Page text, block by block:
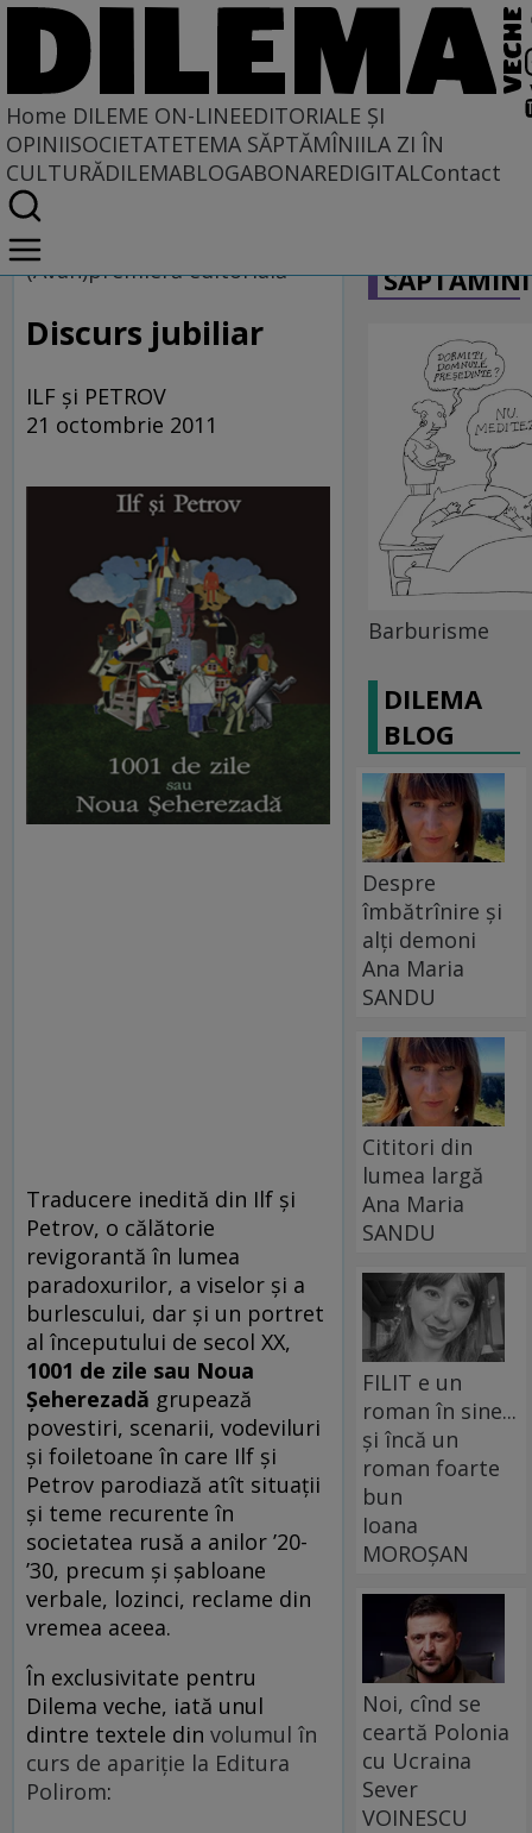
Home DILEME ON-LINEEDITORIALE ȘI
OPINIISOCIETATETEMA SĂPTĂMÎNIILA ZI ÎN
CULTURĂDILEMABLOGABONAREDIGITALContact
Home
Dileme on-line
(Avan)premieră editorială
Discurs jubiliar
ILF şi PETROV
21 octombrie 2011
Traducere inedită din Ilf şi
Petrov, o călătorie
revigorantă în lumea
paradoxurilor, a viselor şi a
burlescului, dar şi un portret
al începutului de secol XX,
1001 de zile sau Noua
Şeherezadă grupează
povestiri, scenarii, vodeviluri
şi foiletoane în care Ilf şi
Petrov parodiază atît situaţii
şi teme recurente în
societatea rusă a anilor ’20-
’30, precum şi şabloane
verbale, lozinci, reclame din
vremea aceea.
În exclusivitate pentru
Dilema veche, iată unul
dintre textele din volumul în
curs de apariţie la Editura
Polirom:
Barburisme
DILEMA
BLOG
Despre
îmbătrînire și
alți demoni
Ana Maria
SANDU
Cititori din
lumea largă
Ana Maria
SANDU
FILIT e un
roman în sine...
și încă un
roman foarte
bun
Ioana
MOROȘAN
Noi, cînd se
ceartă Polonia
cu Ucraina
Sever
VOINESCU